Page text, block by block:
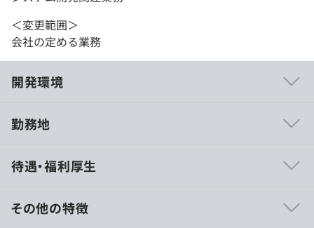
＜変更範囲＞
会社の定める業務
開発環境
バサイド、データベースまで担当します。
リが充実しています。
・新しいライブラリや言語も積極的に取り入れていくスタ
勤務地
待遇・福利厚生
その他の特徴